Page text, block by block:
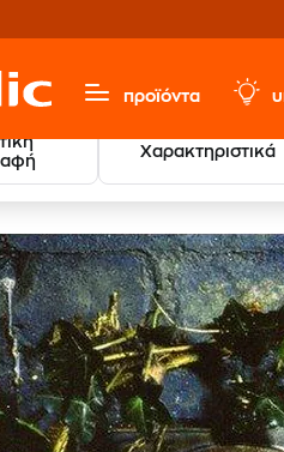
προϊόντα
Χαρακτηριστικά
& Εισιτήρια